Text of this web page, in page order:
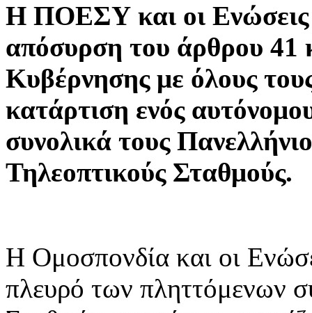
Η ΠΟΕΣΥ και οι Ενώσεις
απόσυρση του άρθρου 41
Κυβέρνησης με όλους
κατάρτιση ενός
συνολικά τους
Τηλεοπτικούς Σταθμούς.
Η Ομοσπονδία και οι
πλευρό των πληττόμενων